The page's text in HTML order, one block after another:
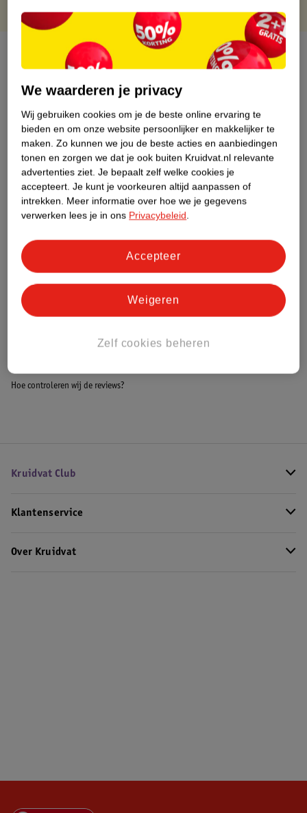
Over dit product
Productinformatie
Etiketinformatie
Nature Impact Score
Dit product heeft (nog) geen Nature
Impact Score.
Meer informatie
Bestel & Bezorginformatie
Hoe controleren wij de reviews?
Kruidvat Club
Klantenservice
Over Kruidvat
We waarderen je privacy
Wij gebruiken cookies om je de beste online ervaring te
bieden en om onze website persoonlijker en makkelijker te
maken. Zo kunnen we jou de beste acties en aanbiedingen
tonen en zorgen we dat je ook buiten Kruidvat.nl relevante
advertenties ziet. Je bepaalt zelf welke cookies je
accepteert. Je kunt je voorkeuren altijd aanpassen of
intrekken. Meer informatie over hoe we je gegevens
verwerken lees je in ons Privacybeleid.
Zelf cookies beheren
Weigeren
Accepteer